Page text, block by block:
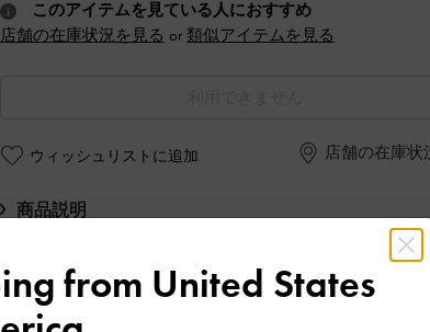
このアイテムを見ている人におすすめ
店舗の在庫状況を見る or 類似アイテムを見る
ウィッシュリストに追加 店舗の在庫状
商品説明
配送 & 返品from United States